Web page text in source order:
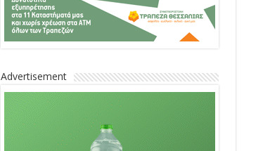
Advertisement